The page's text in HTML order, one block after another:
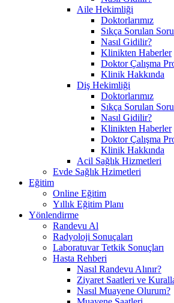
Aile Hekimliği
Doktorlarımız
Sıkça Sorulan
Nasıl Gidilir?
Klinikten Haberler
Doktor Çalışma
Klinik Hakkında
Diş Hekimliği
Doktorlarımız
Sıkça Sorulan
Nasıl Gidilir?
Klinikten Haberler
Doktor Çalışma
Klinik Hakkında
Acil Sağlık Hizmetleri
Evde Sağlık Hzimetleri
Eğitim
Online Eğitim
Yıllık Eğitim Planı
Yönlendirme
Randevu Al
Radyoloji Sonuçaları
Laboratuvar Tetkik Sonuçları
Hasta Rehberi
Nasıl Randevu Alınır?
Ziyaret Saatleri ve
Nasıl Muayene Olurum?